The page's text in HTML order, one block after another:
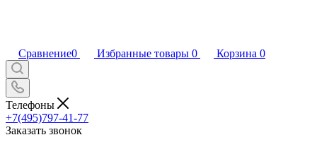
Сравнение0 Избранные товары 0 Корзина 0
Телефоны
+7(495)797-41-77
Заказать звонок